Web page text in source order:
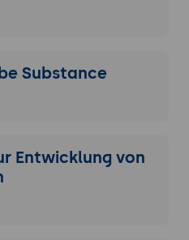
Substance
Entwicklung von